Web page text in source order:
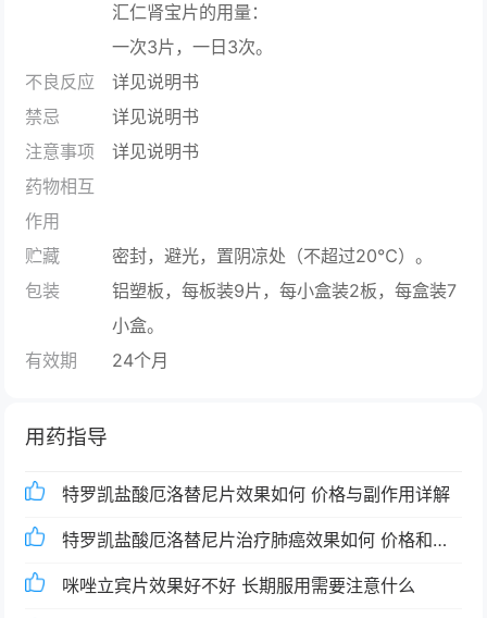
汇仁肾宝片的用量：
一次3片，一日3次。
不良反应
详见说明书
禁忌
详见说明书
注意事项
详见说明书
药物相互
作用
贮藏
密封，避光，置阴凉处（不超过20℃）。
包装
铝塑板，每板装9片，每小盒装2板，每盒装7
小盒。
有效期
24个月
用药指导
特罗凯盐酸厄洛替尼片效果如何 价格与副作用详解
特罗凯盐酸厄洛替尼片治疗肺癌效果如何 价格和副
作用有哪些
咪唑立宾片效果好不好 长期服用需要注意什么